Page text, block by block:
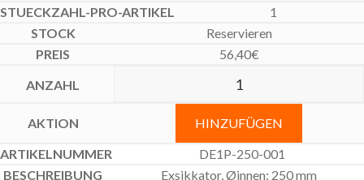
1
Reservieren
56,40€
HINZUFÜGEN
DE1P-250-001
Exsikkator, Øinnen: 250 mm